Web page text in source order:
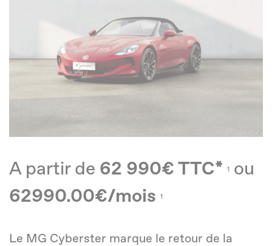
A partir de 62 990€ TTC* 1
ou
62990.00€/mois
1
Le MG Cyberster marque le retour de la